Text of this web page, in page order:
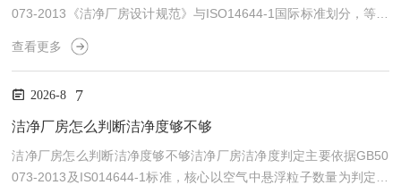
073-2013《洁净厂房设计规范》与ISO14644-1国际标准划分，等级
高低由单位体积空气中悬浮颗粒物数量决定，粒径越小、粒子越少，
洁净等级越高，广泛应用于医药、食品、电子、半导体等行业。传统
O标准等级:ISO5级(百级)ISO6级(千级)、ISO7级(万级)、ISO8级(十
万级)、ISO9级(三十万级)。评判核心检测两种关键粒径，≥0.5um微
查看更多
2026-8 7
洁净厂房怎么判断洁净度够不够
洁净厂房怎么判断洁净度够不够洁净厂房洁净度判定主要依据GB50
073-2013及IS014644-1标准，核心以空气中悬浮粒子数量为判定核